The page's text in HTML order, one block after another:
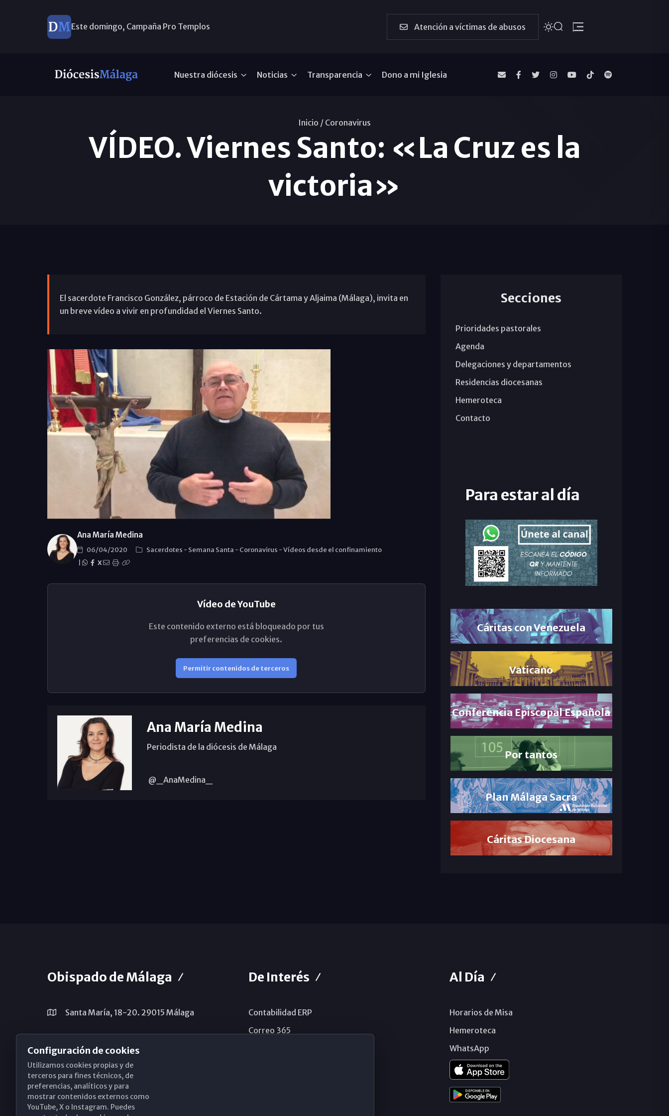
Este domingo, Campaña Pro Templos Atención a víctimas de abusos
Nuestra diócesis Noticias Transparencia Dono a mi Iglesia
Inicio / Coronavirus
VÍDEO. Viernes Santo: «La Cruz es la
victoria»
El sacerdote Francisco González, párroco de Estación de Cártama y Aljaima (Málaga), invita en
un breve vídeo a vivir en profundidad el Viernes Santo.
Ana María Medina
06/04/2020 Sacerdotes - Semana Santa - Coronavirus -Vídeos desde el confinamiento
X
Vídeo de YouTube
Este contenido externo está bloqueado por tus
preferencias de cookies.
Permitir contenidos de terceros
Ana María Medina
Periodista de la diócesis de Málaga
@_AnaMedina_
Secciones
Prioridades pastorales
Agenda
Delegaciones y departamentos
Residencias diocesanas
Hemeroteca
Contacto
Para estar al día
Cáritas con Venezuela
Vaticano
Conferencia Episcopal Española
Por tantos
Plan Málaga Sacra
Cáritas Diocesana
Obispado de Málaga
Santa María, 18-20. 29015 Málaga
(+34) 952 224 386
obispado@diocesismalaga.es
De Interés
Contabilidad ERP
Correo 365
Al Día
Horarios de Misa
Hemeroteca
WhatsApp
Configuración de cookies
Utilizamos cookies propias y de
terceros para fines técnicos, de
preferencias, analíticos y para
mostrar contenidos externos como
YouTube, X o Instagram. Puedes